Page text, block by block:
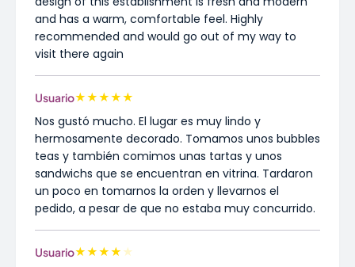
and has a warm, comfortable feel. Highly
recommended and would go out of my way to
visit there again
Usuario★★★★★
Nos gustó mucho. El lugar es muy lindo y
hermosamente decorado. Tomamos unos bubbles
teas y también comimos unas tartas y unos
sandwichs que se encuentran en vitrina. Tardaron
un poco en tomarnos la orden y llevarnos el
pedido, a pesar de que no estaba muy concurrido.
Usuario★★★★ ★